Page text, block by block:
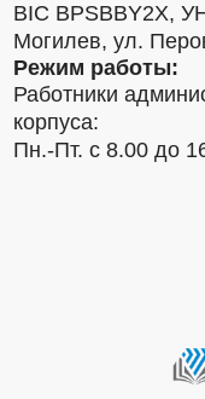
BIC BPSBBY2X,
Могилев, ул.
Режим работы:
Работники
корпуса:
Пн.-Пт. с 8.00 до